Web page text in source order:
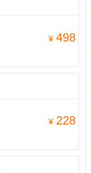
¥ 498
¥ 228